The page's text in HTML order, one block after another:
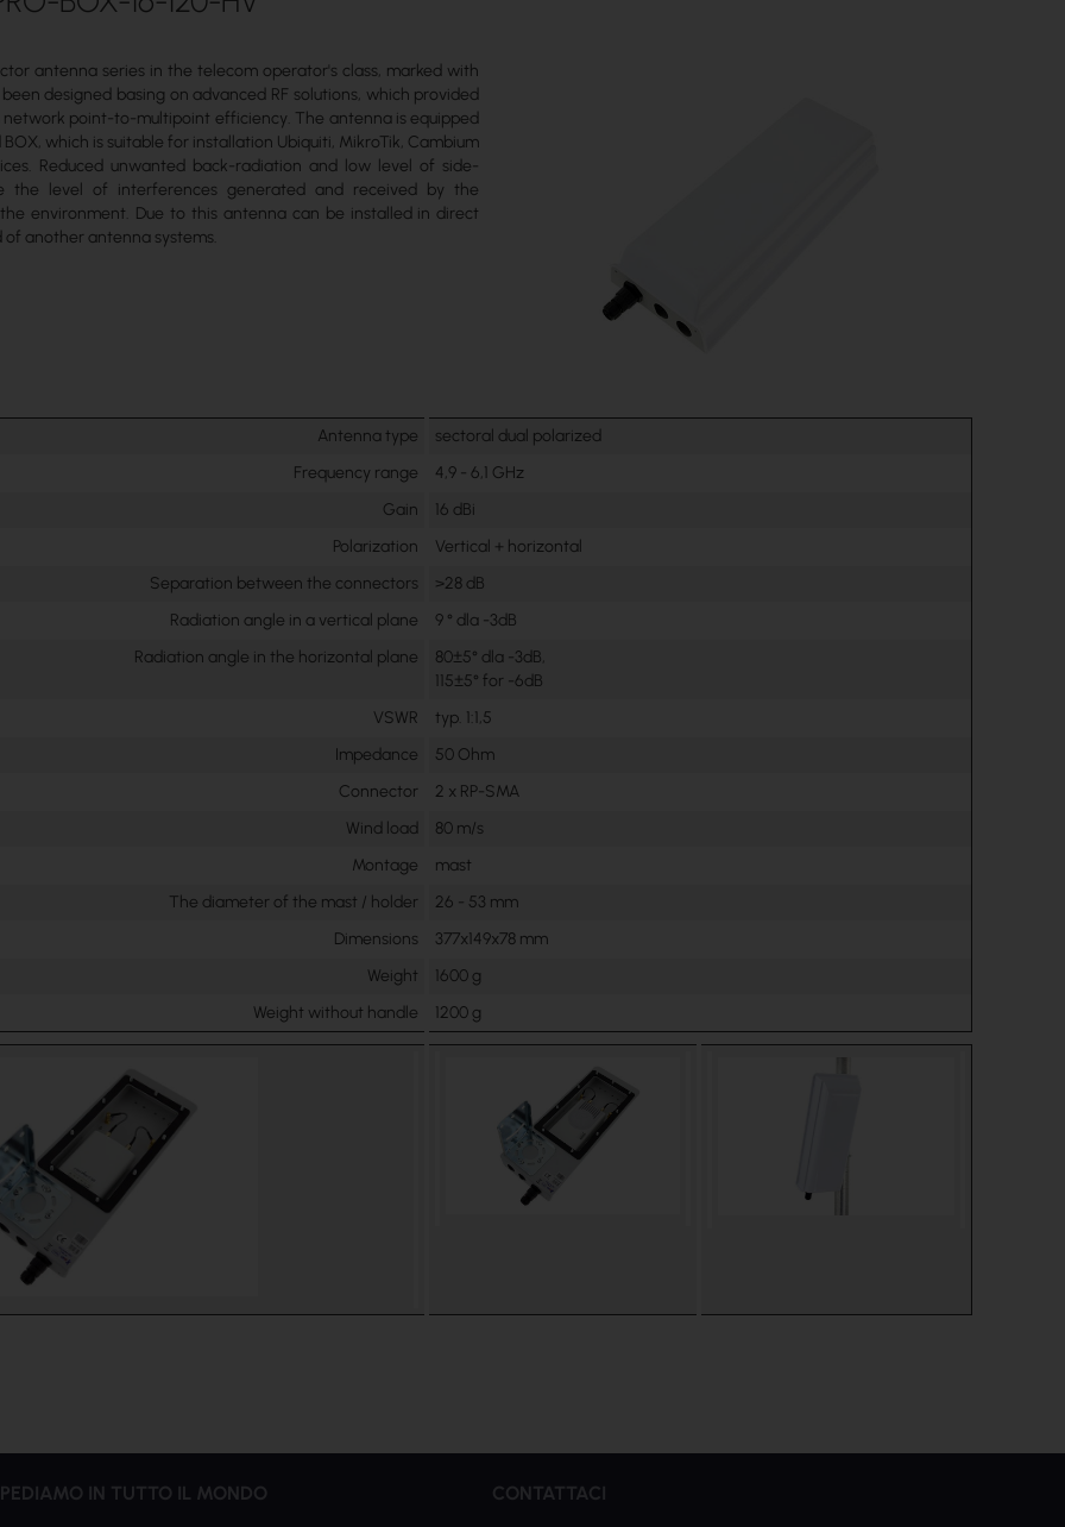
antenna series in the telecom operator's class, marked with
been designed basing on advanced RF solutions, which provided
network point-to-multipoint efficiency. The antenna is equipped
BOX, which is suitable for installation Ubiquiti, MikroTik, Cambium
Reduced unwanted back-radiation and low level of side-
the level of interferences generated and received by the
the environment. Due to this antenna can be installed in direct
of another antenna systems.
Antenna type
sectoral dual polarized
Frequency range
4,9 - 6,1 GHz
Gain
16 dBi
Polarization
Vertical + horizontal
Separation between the connectors
>28 dB
Radiation angle in a vertical plane
9 ° dla -3dB
Radiation angle in the horizontal plane
80±5° dla -3dB,
115±5° for -6dB
VSWR
typ. 1:1,5
Impedance
50 Ohm
Connector
2 x RP-SMA
Wind load
80 m/s
Montage
mast
The diameter of the mast / holder
26 - 53 mm
Dimensions
377x149x78 mm
Weight
1600 g
Weight without handle
1200 g
IN TUTTO IL MONDO CONTATTACI